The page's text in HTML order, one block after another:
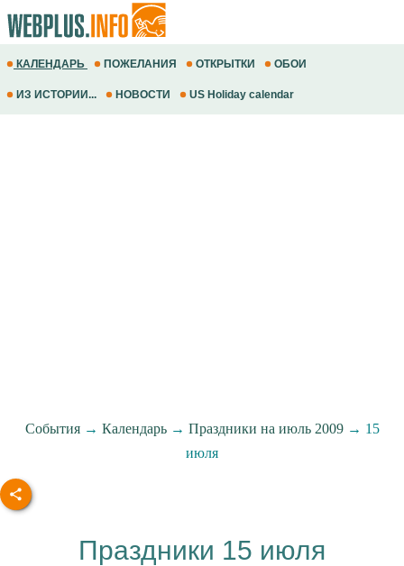
КАЛЕНДАРЬ ПОЖЕЛАНИЯ ОТКРЫТКИ ОБОИ
ИЗ ИСТОРИИ... НОВОСТИ US Holiday calendar
События→ Календарь→ Праздники на июль 2009→ 15
июля
Праздники 15 июля